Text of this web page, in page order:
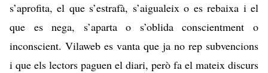
s’aprofita, el que s’estrafà, s’aigualeix o es rebaixa i el
que es nega, s’aparta o s’oblida conscientment o
inconscient. Vilaweb es vanta que ja no rep subvencions
i que els lectors paguen el diari, però fa el mateix discurs